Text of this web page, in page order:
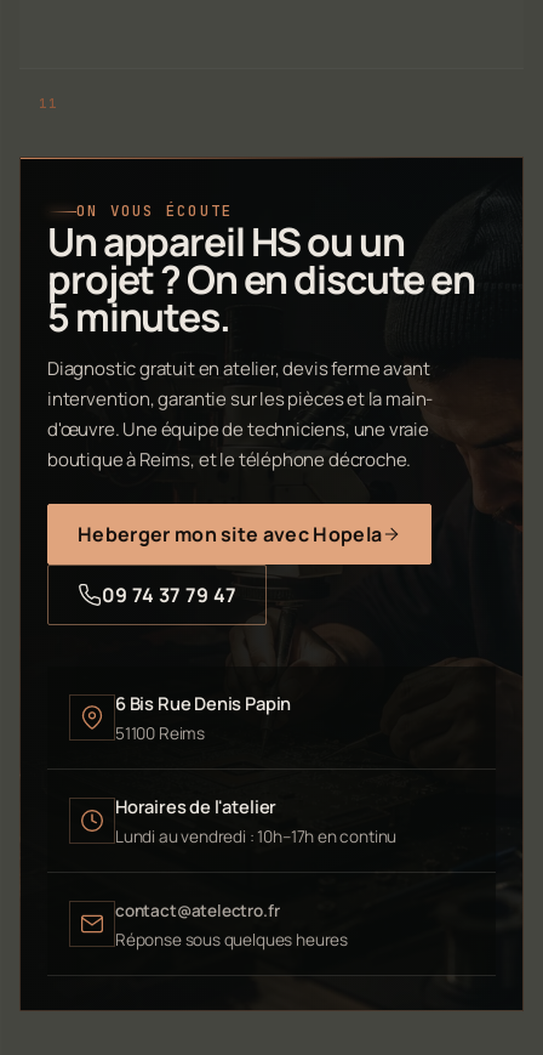
ON VOUS ÉCOUTE
Un appareil HS ou un
projet ? On en discute en
5 minutes.
Diagnostic gratuit en atelier, devis ferme avant
intervention, garantie sur les pièces et la main-
d'œuvre. Une équipe de techniciens, une vraie
boutique à Reims, et le téléphone décroche.
Heberger mon site avec Hopela
09 74 37 79 47
6 Bis Rue Denis Papin
51100 Reims
Horaires de l'atelier
Lundi au vendredi : 10h–17h en continu
contact@atelectro.fr
Réponse sous quelques heures